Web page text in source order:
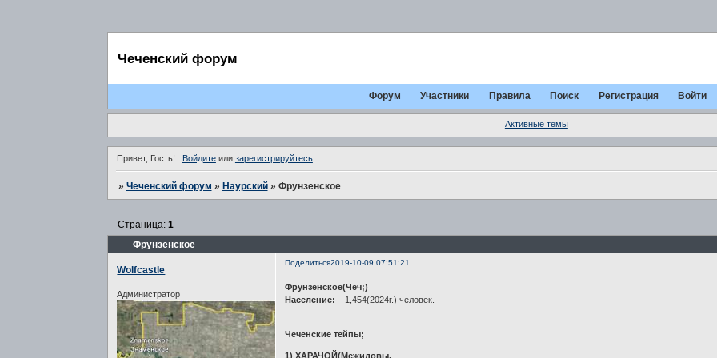
Чеченский форум
Форум Участники Правила Поиск Регистрация Войти
Активные темы
Привет, Гость! Войдитеили зарегистрируйтесь.
» Чеченский форум » Наурский » Фрунзенское
Фрунзенское
Страница: 1
Поделиться2019-10-09 07:51:21
Wolfcastle
Администратор
Фрунзенское(Чеч;)
Население:
1,454(2024г.) человек.
Чеченские тейпы;
1) ХАРАЧОЙ(Межидовы,